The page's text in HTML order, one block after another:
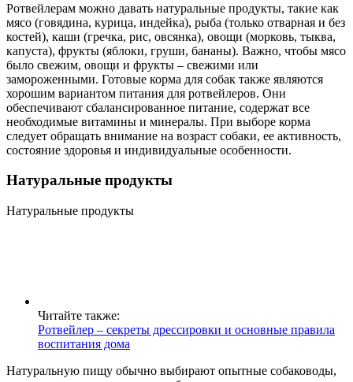
Ротвейлерам можно давать натуральные продукты, такие как
мясо (говядина, курица, индейка), рыба (только отварная и без
костей), каши (гречка, рис, овсянка), овощи (морковь, тыква,
капуста), фрукты (яблоки, груши, бананы). Важно, чтобы мясо
было свежим, овощи и фрукты – свежими или
замороженными. Готовые корма для собак также являются
хорошим вариантом питания для ротвейлеров. Они
обеспечивают сбалансированное питание, содержат все
необходимые витамины и минералы. При выборе корма
следует обращать внимание на возраст собаки, ее активность,
состояние здоровья и индивидуальные особенности.
Натуральные продукты
Натуральные продукты
Читайте также:
Ротвейлер – секреты дрессировки и основные правила
воспитания дома
Натуральную пищу обычно выбирают опытные собаководы,